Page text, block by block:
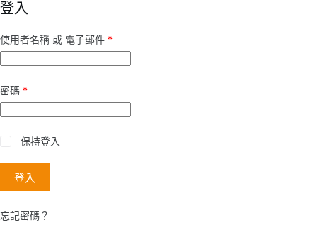
登入
使用者名稱 或 電子郵件 *必
填
密碼 *必
填
保持登入
登入
忘記密碼？